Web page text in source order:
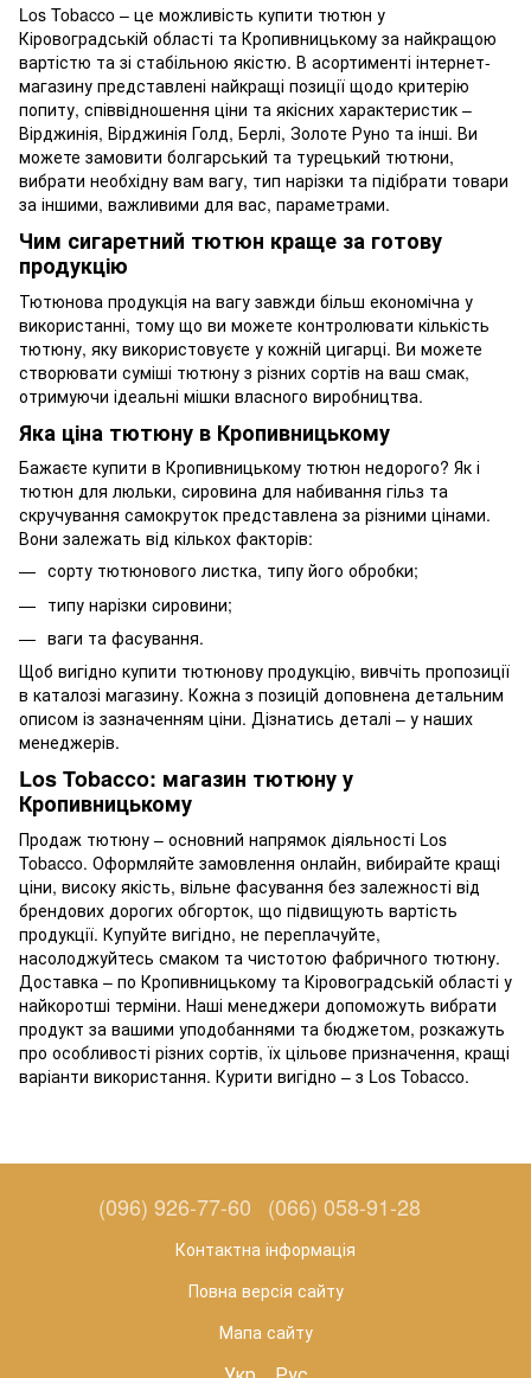
Los Tobacco – це можливість купити тютюн у
Кіровоградській області та Кропивницькому за найкращою
вартістю та зі стабільною якістю. В асортименті інтернет-
магазину представлені найкращі позиції щодо критерію
попиту, співвідношення ціни та якісних характеристик –
Вірджинія, Вірджинія Голд, Берлі, Золоте Руно та інші. Ви
можете замовити болгарський та турецький тютюни,
вибрати необхідну вам вагу, тип нарізки та підібрати товари
за іншими, важливими для вас, параметрами.
Чим сигаретний тютюн краще за готову
продукцію
Тютюнова продукція на вагу завжди більш економічна у
використанні, тому що ви можете контролювати кількість
тютюну, яку використовуєте у кожній цигарці. Ви можете
створювати суміші тютюну з різних сортів на ваш смак,
отримуючи ідеальні мішки власного виробництва.
Яка ціна тютюну в Кропивницькому
Бажаєте купити в Кропивницькому тютюн недорого? Як і
тютюн для люльки, сировина для набивання гільз та
скручування самокруток представлена ​​за різними цінами.
Вони залежать від кількох факторів:
сорту тютюнового листка, типу його обробки;
типу нарізки сировини;
ваги та фасування.
Щоб вигідно купити тютюнову продукцію, вивчіть пропозиції
в каталозі магазину. Кожна з позицій доповнена детальним
описом із зазначенням ціни. Дізнатись деталі – у наших
менеджерів.
Los Tobacco: магазин тютюну у
Кропивницькому
Продаж тютюну – основний напрямок діяльності Los
Tobacco. Оформляйте замовлення онлайн, вибирайте кращі
ціни, високу якість, вільне фасування без залежності від
брендових дорогих обгорток, що підвищують вартість
продукції. Купуйте вигідно, не переплачуйте,
насолоджуйтесь смаком та чистотою фабричного тютюну.
Доставка – по Кропивницькому та Кіровоградській області у
найкоротші терміни. Наші менеджери допоможуть вибрати
продукт за вашими уподобаннями та бюджетом, розкажуть
про особливості різних сортів, їх цільове призначення, кращі
варіанти використання. Курити вигідно – з Los Tobacco.
(096) 926-77-60 (066) 058-91-28
Контактна інформація
Повна версія сайту
Мапа сайту